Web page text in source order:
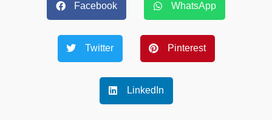
Facebook WhatsApp
Twitter Pinterest
LinkedIn